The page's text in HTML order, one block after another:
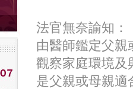
法官無奈諭知：
由醫師鑑定父親
觀察家庭環境及
是父親或母親